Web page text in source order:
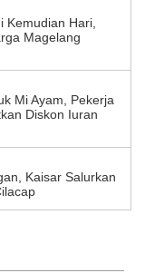
Kemudian Hari,
Magelang
Mi Ayam, Pekerja
Diskon Iuran
Kaisar Salurkan